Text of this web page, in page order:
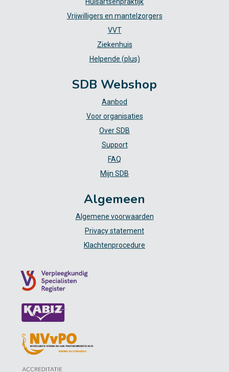
Huisartsenpraktijk
Vrijwilligers en mantelzorgers
VVT
Ziekenhuis
Helpende (plus)
SDB Webshop
Aanbod
Voor organisaties
Over SDB
Support
FAQ
Mijn SDB
Algemeen
Algemene voorwaarden
Privacy statement
Klachtenprocedure